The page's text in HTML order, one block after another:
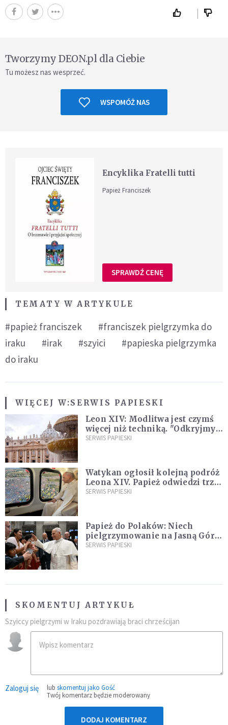
Tworzymy DEON.pl dla Ciebie
Tu możesz nas wesprzeć.
WSPOMÓŻ NAS
Encyklika Fratelli tutti
Papież Franciszek
SPRAWDŹ CENĘ
TEMATY W ARTYKULE
#papież franciszek
#franciszek pielgrzymka do
iraku
#irak #szyici
#papieska pielgrzymka
do iraku
WIĘCEJ W:SERWIS PAPIESKI
Leon XIV: Modlitwa jest czymś
więcej niż techniką. "Odkryjmy
ją na nowo"
SERWIS PAPIESKI
Watykan ogłosił kolejną podróż
Leona XIV. Papież odwiedzi trzy
kraje Ameryki Południowej
SERWIS PAPIESKI
Papież do Polaków: Niech
pielgrzymowanie na Jasną Górę
umocni wiarę i nadzieję
SERWIS PAPIESKI
SKOMENTUJ ARTYKUŁ
Szyiccy pielgrzymi w Iraku pozdrawiają braci chrześcijan
Zaloguj się lub skomentuj jako Gość
Twój komentarz będzie moderowany
DODAJ KOMENTARZ